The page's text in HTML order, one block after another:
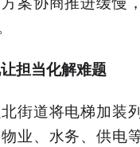
担当化解难题
街道将电梯加装
业、水务、供电